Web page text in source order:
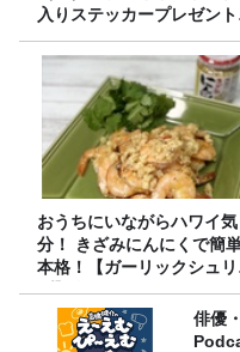
入りステッカープレゼント
り
おうちにいながらハワイ気
分！ きざみにんにくで簡単
本格！【ガーリックシュリ
プ】 桃屋のかんたんレシ
俳優